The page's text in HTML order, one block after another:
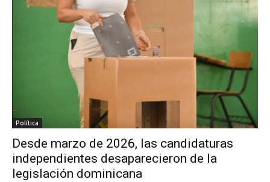
Política
Desde marzo de 2026, las candidaturas
independientes desaparecieron de la
legislación dominicana